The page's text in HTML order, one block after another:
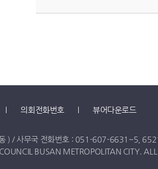
의회전화번호 뷰어다운로드
) / 사무국 전화번호 : 051-607-6631 ~5
BUSAN METROPOLITAN CITY. ALL